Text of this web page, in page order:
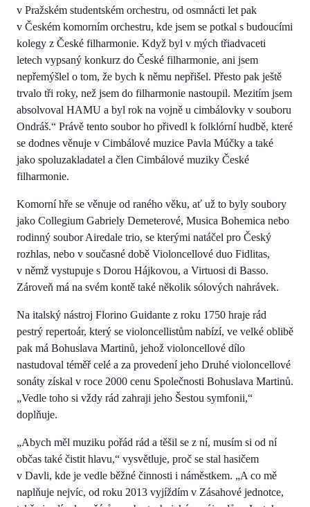
v Pražském studentském orchestru, od osmnácti let pak
v Českém komorním orchestru, kde jsem se potkal s budoucími
kolegy z České filharmonie. Když byl v mých třiadvaceti
letech vypsaný konkurz do České filharmonie, ani jsem
nepřemýšlel o tom, že bych k němu nepřišel. Přesto pak ještě
trvalo tři roky, než jsem do filharmonie nastoupil. Mezitím jsem
absolvoval HAMU a byl rok na vojně u cimbálovky v souboru
Ondráš.“ Právě tento soubor ho přivedl k folklórní hudbě, které
se dodnes věnuje v Cimbálové muzice Pavla Múčky a také
jako spoluzakladatel a člen Cimbálové muziky České
filharmonie.
Komorní hře se věnuje od raného věku, ať už to byly soubory
jako Collegium Gabriely Demeterové, Musica Bohemica nebo
rodinný soubor Airedale trio, se kterými natáčel pro Český
rozhlas, nebo v současné době Violoncellové duo Fidlitas,
v němž vystupuje s Dorou Hájkovou, a Virtuosi di Basso.
Zároveň má na svém kontě také několik sólových nahrávek.
Na italský nástroj Florino Guidante z roku 1750 hraje rád
pestrý repertoár, který se violoncellistům nabízí, ve velké oblibě
pak má Bohuslava Martinů, jehož violoncellové dílo
nastudoval téměř celé a za provedení jeho Druhé violoncellové
sonáty získal v roce 2000 cenu Společnosti Bohuslava Martinů.
„Vedle toho si vždy rád zahraji jeho Šestou symfonii,“
doplňuje.
„Abych měl muziku pořád rád a těšil se z ní, musím si od ní
občas také čistit hlavu,“ vysvětluje, proč se stal hasičem
v Davli, kde je vedle běžné činnosti i náměstkem. „A co mě
naplňuje nejvíc, od roku 2013 vyjíždím v Zásahové jednotce,